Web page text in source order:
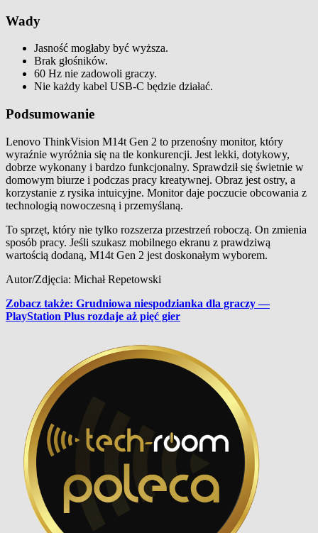
Wady
Jasność mogłaby być wyższa.
Brak głośników.
60 Hz nie zadowoli graczy.
Nie każdy kabel USB-C będzie działać.
Podsumowanie
Lenovo ThinkVision M14t Gen 2 to przenośny monitor, który
wyraźnie wyróżnia się na tle konkurencji. Jest lekki, dotykowy,
dobrze wykonany i bardzo funkcjonalny. Sprawdził się świetnie w
domowym biurze i podczas pracy kreatywnej. Obraz jest ostry, a
korzystanie z rysika intuicyjne. Monitor daje poczucie obcowania z
technologią nowoczesną i przemyślaną.
To sprzęt, który nie tylko rozszerza przestrzeń roboczą. On zmienia
sposób pracy. Jeśli szukasz mobilnego ekranu z prawdziwą
wartością dodaną, M14t Gen 2 jest doskonałym wyborem.
Autor/Zdjęcia: Michał Repetowski
Zobacz także: Grudniowa niespodzianka dla graczy —
PlayStation Plus rozdaje aż pięć gier